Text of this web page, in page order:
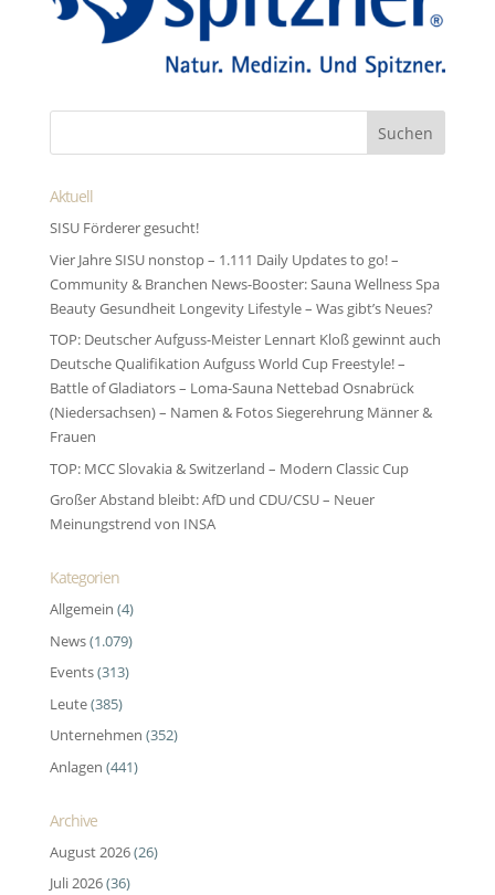
Aktuell
SISU Förderer gesucht!
Vier Jahre SISU nonstop – 1.111 Daily Updates to go! –
Community & Branchen News-Booster: Sauna Wellness Spa
Beauty Gesundheit Longevity Lifestyle – Was gibt’s Neues?
TOP: Deutscher Aufguss-Meister Lennart Kloß gewinnt auch
Deutsche Qualifikation Aufguss World Cup Freestyle! –
Battle of Gladiators – Loma-Sauna Nettebad Osnabrück
(Niedersachsen) – Namen & Fotos Siegerehrung Männer &
Frauen
TOP: MCC Slovakia & Switzerland – Modern Classic Cup
Großer Abstand bleibt: AfD und CDU/CSU – Neuer
Meinungstrend von INSA
Kategorien
Allgemein (4)
News(1.079)
Events(313)
Leute(385)
Unternehmen (352)
Anlagen (441)
Archive
August 2026(26)
Juli 2026(36)